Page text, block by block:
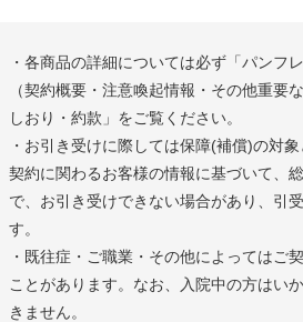
・各商品の詳細については必ず「パンフ
（契約概要・注意喚起情報・その他重要
しおり・約款」をご覧ください。
・お引き受けに際しては保障(補償)の対
契約に関わるお客様の情報に基づいて、
で、お引き受けできない場合があり、引
す。
・既往症・ご職業・その他によってはご
ことがあります。なお、入院中の方はい
きません。